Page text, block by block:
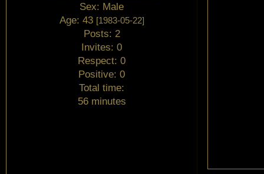
Sex: Male
Age: 43 [1983-05-22]
Posts: 2
Invites: 0
Respect: 0
Positive: 0
Total time:
56 minutes